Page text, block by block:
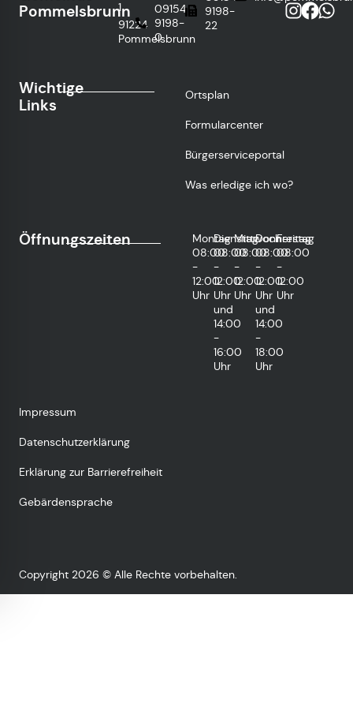
Pommelsbrunn
1
91224
Pommelsbrunn
09154
9198-
0
9198-
22
Wichtige
Links
Ortsplan
Formularcenter
Bürgerserviceportal
Was erledige ich wo?
Öffnungszeiten
Montag
08:00
-
12:00
Uhr
Dienstag
08:00
-
12:00
Uhr
und
14:00
-
16:00
Uhr
Mittwoch
08:00
-
12:00
Uhr
Donnerstag
08:00
-
12:00
Uhr
und
14:00
-
18:00
Uhr
Freitag
08:00
-
12:00
Uhr
Impressum
Datenschutzerklärung
Erklärung zur Barrierefreiheit
Gebärdensprache
Copyright 2026 © Alle Rechte vorbehalten.